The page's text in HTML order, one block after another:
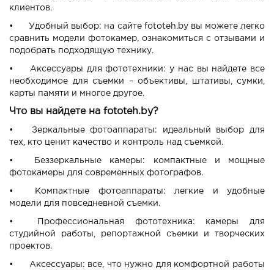
клиентов.
•
Удобный выбор: на сайте fototeh.by вы можете легко
сравнить модели фотокамер, ознакомиться с отзывами и
подобрать подходящую технику.
•
Аксессуары для фототехники: у нас вы найдете все
необходимое для съемки – объективы, штативы, сумки,
карты памяти и многое другое.
Что вы найдете на fototeh.by?
•
Зеркальные фотоаппараты: идеальный выбор для
тех, кто ценит качество и контроль над съемкой.
•
Беззеркальные камеры: компактные и мощные
фотокамеры для современных фотографов.
•
Компактные фотоаппараты: легкие и удобные
модели для повседневной съемки.
•
Профессиональная фототехника: камеры для
студийной работы, репортажной съемки и творческих
проектов.
•
Аксессуары: все, что нужно для комфортной работы